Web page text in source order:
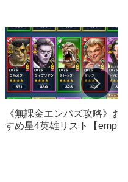
《無課金エンパズ攻略》お
すめ星4英雄リスト【